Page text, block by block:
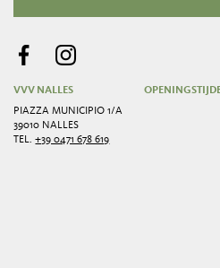
VVV NALLES
PIAZZA MUNICIPIO 1/A
39010 NALLES
TEL.+39 0471 678 619